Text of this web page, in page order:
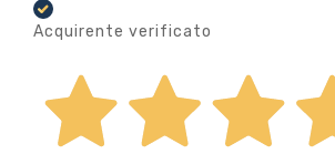
Acquirente verificato